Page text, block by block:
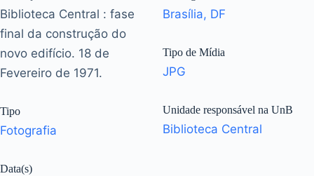
Biblioteca Central : fase
final da construção do
novo edifício. 18 de
Fevereiro de 1971.
Tipo
Fotografia
Data(s)
Brasília, DF
Tipo de Mídia
JPG
Unidade responsável na UnB
Biblioteca Central